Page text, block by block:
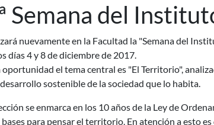
Semana del
nuevamente en la Facultad la "Semana del
días 4 y 8 de diciembre de 2017.
oportunidad el tema central es "El Territorio",
sostenible de la sociedad que lo habita.
se enmarca en los 10 años de la Ley de
bases para pensar el territorio. En atención a esto